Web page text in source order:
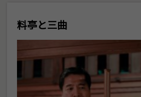
料亭と三曲